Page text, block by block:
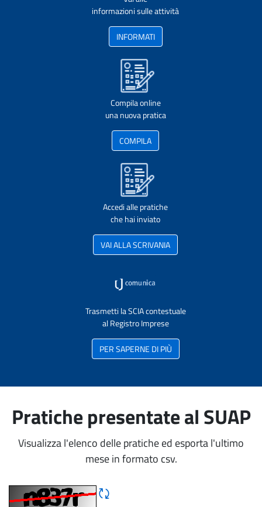
informazioni sulle attività
INFORMATI
Compila online
una nuova pratica
COMPILA
Accedi alle pratiche
che hai inviato
VAI ALLA SCRIVANIA
Trasmetti la SCIA contestuale
al Registro Imprese
PER SAPERNE DI PIÙ
Pratiche presentate al SUAP
Visualizza l'elenco delle pratiche ed esporta l'ultimo
mese in formato csv.
Rigene CAPTCHA